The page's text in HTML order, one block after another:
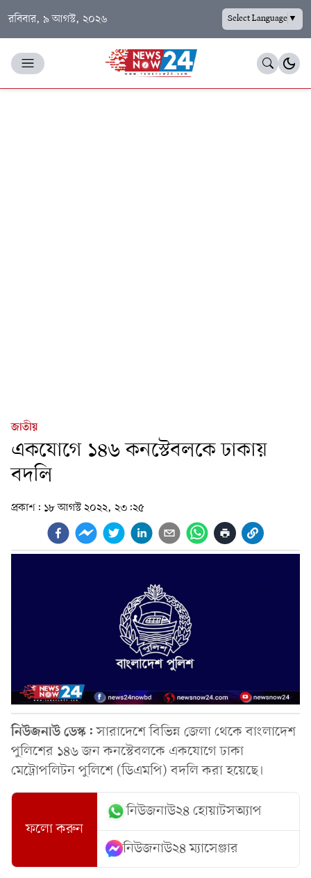
রবিবার, ৯ আগস্ট, ২০২৬ Select Language▼
জাতীয়
একযোগে ১৪৬ কনস্টেবলকে ঢাকায়
বদলি
প্রকাশ: ১৮ আগস্ট ২০২২, ২৩:২৫
নিউজনাউ ডেস্ক:সারাদেশে বিভিন্ন জেলা থেকে বাংলাদেশ
পুলিশের ১৪৬ জন কনস্টেবলকে একযোগে ঢাকা
মেট্রোপলিটন পুলিশে (ডিএমপি) বদলি করা হয়েছে।
ফলো করুন
নিউজনাউ২৪ হোয়াটসঅ্যাপ
নিউজনাউ২৪ ম্যাসেঞ্জার